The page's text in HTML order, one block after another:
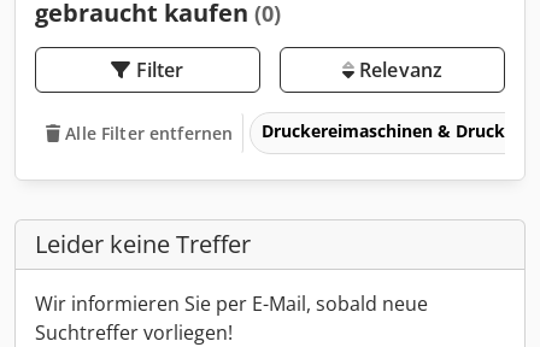
gebraucht kaufen (0)
Filter Relevanz
Alle Filter entfernen Druckereimaschinen &
Leider keine Treffer
Wir informieren Sie per E-Mail, sobald neue
Suchtreffer vorliegen!